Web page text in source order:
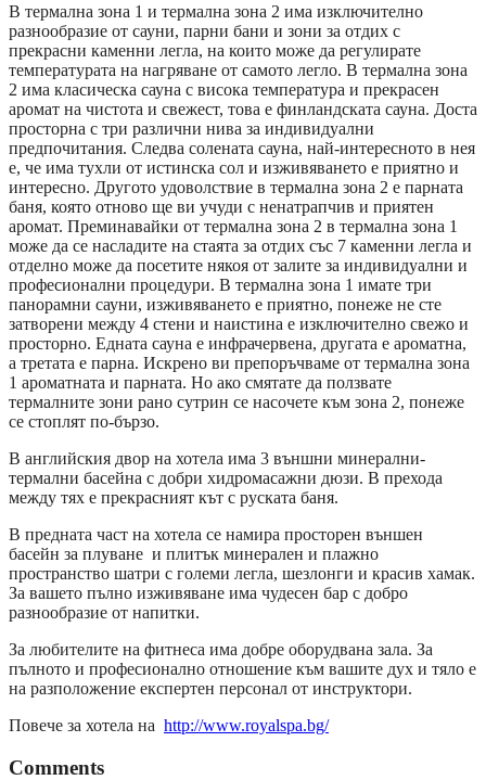
В термална зона 1 и термална зона 2 има изключително
разнообразие от сауни, парни бани и зони за отдих с
прекрасни каменни легла, на които може да регулирате
температурата на нагряване от самото легло. В термална зона
2 има класическа сауна с висока температура и прекрасен
аромат на чистота и свежест, това е финландската сауна. Доста
просторна с три различни нива за индивидуални
предпочитания. Следва солената сауна, най-интересното в нея
е, че има тухли от истинска сол и изживяването е приятно и
интересно. Другото удоволствие в термална зона 2 е парната
баня, която отново ще ви учуди с ненатрапчив и приятен
аромат. Преминавайки от термална зона 2 в термална зона 1
може да се насладите на стаята за отдих със 7 каменни легла и
отделно може да посетите някоя от залите за индивидуални и
професионални процедури. В термална зона 1 имате три
панорамни сауни, изживяването е приятно, понеже не сте
затворени между 4 стени и наистина е изключително свежо и
просторно. Едната сауна е инфрачервена, другата е ароматна,
а третата е парна. Искрено ви препоръчваме от термална зона
1 ароматната и парната. Но ако смятате да ползвате
термалните зони рано сутрин се насочете към зона 2, понеже
се стоплят по-бързо.
В английския двор на хотела има 3 външни минерални-
термални басейна с добри хидромасажни дюзи. В прехода
между тях е прекрасният кът с руската баня.
В предната част на хотела се намира просторен външен
басейн за плуване и плитък минерален и плажно
пространство шатри с големи легла, шезлонги и красив хамак.
За вашето пълно изживяване има чудесен бар с добро
разнообразие от напитки.
За любителите на фитнеса има добре оборудвана зала. За
пълното и професионално отношение към вашите дух и тяло е
на разположение експертен персонал от инструктори.
Повече за хотела на http://www.royalspa.bg/
Comments